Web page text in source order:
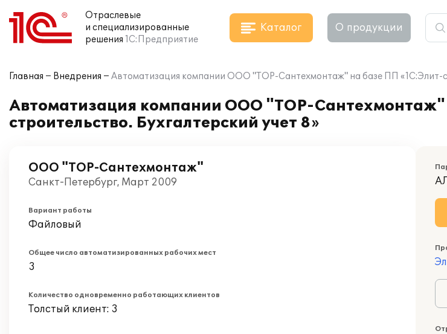
Отраслевые
и специализированные
решения 1С:Предприятие
Каталог О продукции
Главная Внедрения Автоматизация компании ООО "ТОР-Сантехмонтаж" на базе ПП «1C:Элит-
Автоматизация компании ООО "ТОР-Сантехмонтаж"
строительство. Бухгалтерский учет 8»
ООО "ТОР-Сантехмонтаж"
Санкт-Петербург, Март 2009
Вариант работы
Файловый
Общее число автоматизированных рабочих мест
3
Количество одновременно работающих клиентов
Толстый клиент: 3